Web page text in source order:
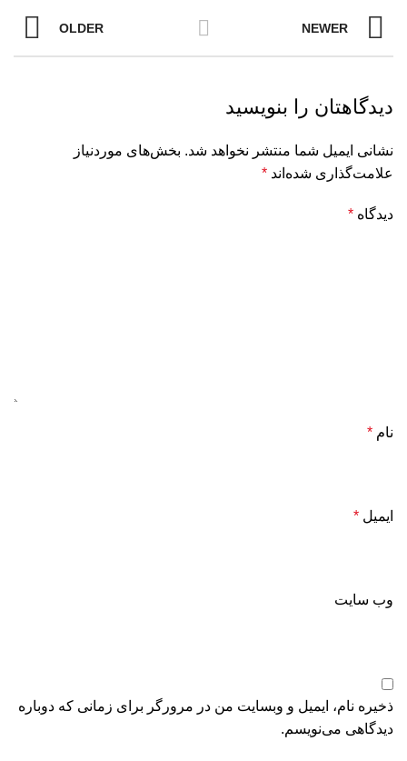
NEWER
OLDER
دیدگاهتان را بنویسید
نشانی ایمیل شما منتشر نخواهد شد. بخش‌های موردنیاز
علامت‌گذاری شده‌اند *
دیدگاه *
نام *
ایمیل *
وب‌ سایت
ذخیره نام، ایمیل و وبسایت من در مرورگر برای زمانی که دوباره
دیدگاهی می‌نویسم.